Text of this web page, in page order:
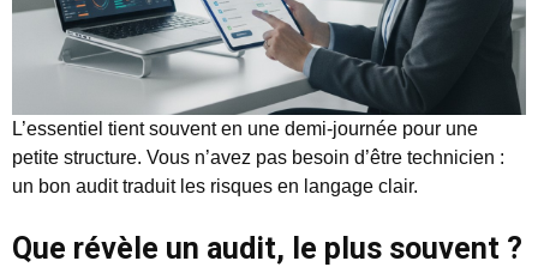
L’essentiel tient souvent en une demi-journée pour une
petite structure. Vous n’avez pas besoin d’être technicien :
un bon audit traduit les risques en langage clair.
Que révèle un audit, le plus souvent ?